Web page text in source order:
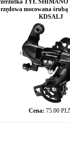
TYŁ SHIMANO
rzędowa mocowana
KDSALJ
Cena: 75.00